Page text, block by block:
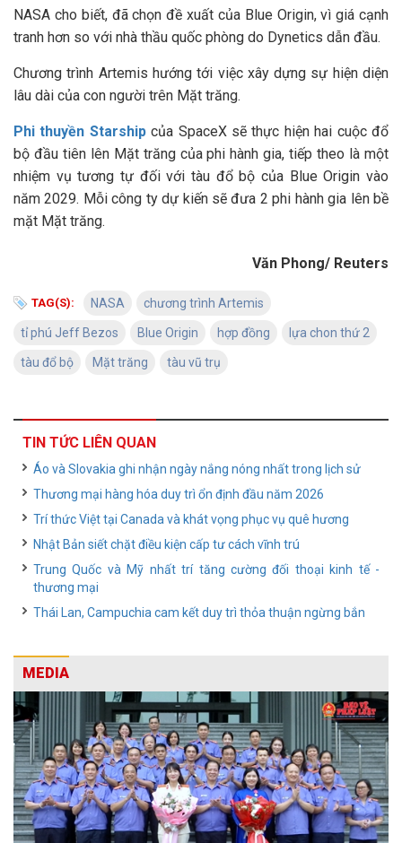
NASA cho biết, đã chọn đề xuất của Blue Origin, vì giá cạnh
tranh hơn so với nhà thầu quốc phòng do Dynetics dẫn đầu.
Chương trình Artemis hướng tới việc xây dựng sự hiện diện
lâu dài của con người trên Mặt trăng.
Phi thuyền Starshipcủa SpaceX sẽ thực hiện hai cuộc đổ
bộ đầu tiên lên Mặt trăng của phi hành gia, tiếp theo là một
nhiệm vụ tương tự đối với tàu đổ bộ của Blue Origin vào
năm 2029. Mỗi công ty dự kiến sẽ đưa 2 phi hành gia lên bề
mặt Mặt trăng.
Văn Phong/ Reuters
TAG(S): NASA chương trình Artemis
tỉ phú Jeff Bezos Blue Origin hợp đồng lựa chon thứ 2
tàu đổ bộ Mặt trăng tàu vũ trụ
TIN TỨC LIÊN QUAN
Áo và Slovakia ghi nhận ngày nắng nóng nhất trong lịch sử
Thương mại hàng hóa duy trì ổn định đầu năm 2026
Trí thức Việt tại Canada và khát vọng phục vụ quê hương
Nhật Bản siết chặt điều kiện cấp tư cách vĩnh trú
Trung Quốc và Mỹ nhất trí tăng cường đối thoại kinh tế -
thương mại
Thái Lan, Campuchia cam kết duy trì thỏa thuận ngừng bắn
MEDIA